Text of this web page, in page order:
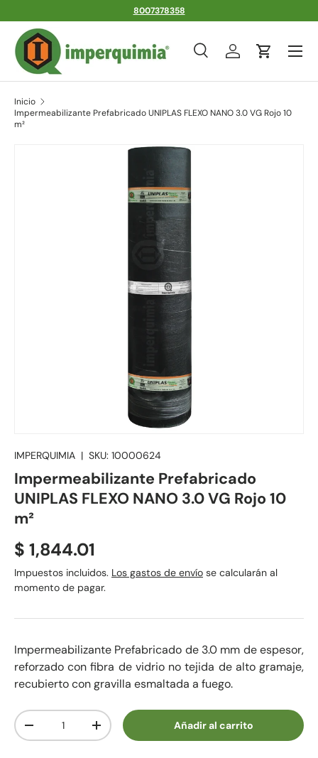
Ir al contenido
8007378358
Buscar
Tipo de producto
BuscarIniciar sesión
Carrito
Menú
Inicio
Impermeabilizante Prefabricado UNIPLAS FLEXO NANO 3.0 VG Rojo 10
m²
IMPERQUIMIA | SKU: 10000624
Impermeabilizante Prefabricado
UNIPLAS FLEXO NANO 3.0 VG Rojo 10
m²
Precio normal
$ 1,844.01
Impuestos incluidos. Los gastos de envío se calcularán al
momento de pagar.
Impermeabilizante Prefabricado de 3.0 mm de espesor,
reforzado con fibra de vidrio no tejida de alto gramaje,
recubierto con gravilla esmaltada a fuego.
Cant.
Disminuir cantidadAumentar la cantidadAñadir al carrito